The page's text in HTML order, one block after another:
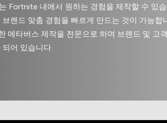
Fortnite 내에서 원하는 경험을 제작할 수 있
랜드 맞춤 경험을 빠르게 만드는 것이 가능합
메타버스 제작을 전문으로 하며 브랜드 및 고
어 있습니다.